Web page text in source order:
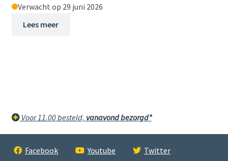
Verwacht op 29 juni 2026
Lees meer
Voor 11.00 besteld, vanavond bezorgd*
Facebook Youtube Twitter